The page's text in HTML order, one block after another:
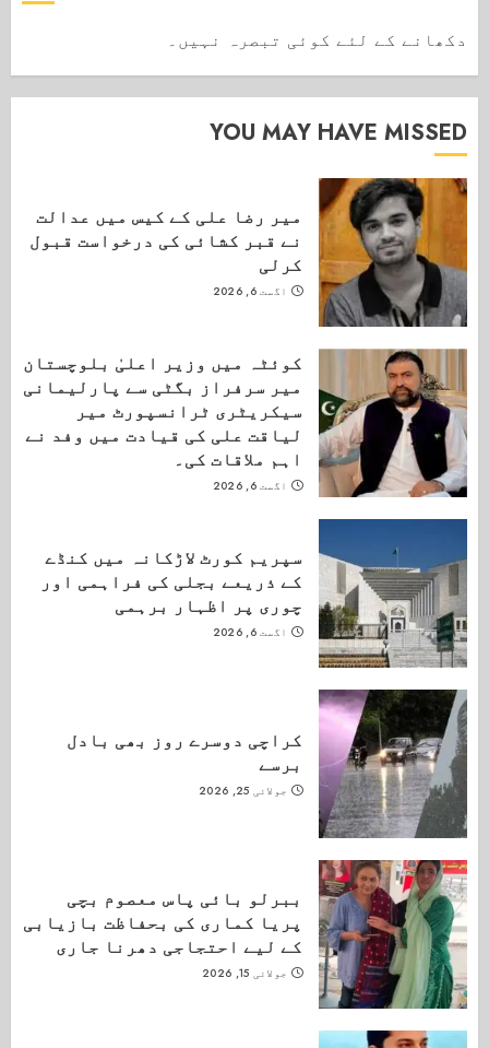
دکھانے کے لئے کوئی تبصرہ نہیں۔
YOU MAY HAVE MISSED
میر رضا علی کے کیس میں عدالت
نے قبر کشائی کی درخواست قبول
کرلی
اگست 6, 2026
کوئٹہ میں وزیر اعلیٰ بلوچستان
میر سرفراز بگٹی سے پارلیمانی
سیکریٹری ٹرانسپورٹ میر
لیاقت علی کی قیادت میں وفد نے
اہم ملاقات کی۔
اگست 6, 2026
سپریم کورٹ لاڑکانہ میں کنڈے
کے ذریعے بجلی کی فراہمی اور
چوری پر اظہار برہمی
اگست 6, 2026
کراچی دوسرے روز بھی بادل
برسے
جولائی 25, 2026
ببرلو بائی پاس معصوم بچی
پریا کماری کی بحفاظت بازیابی
کے لیے احتجاجی دھرنا جاری
جولائی 15, 2026